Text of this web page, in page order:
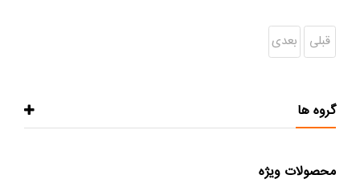
قبلی بعدی
گروه ها
محصولات ویژه